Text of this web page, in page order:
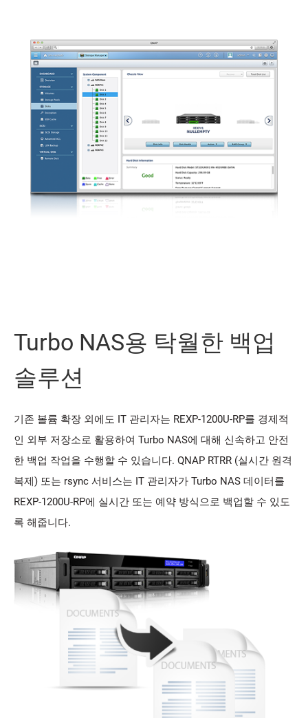
Turbo NAS용 탁월한 백업
솔루션
기존 볼륨 확장 외에도 IT 관리자는 REXP-1200U-RP를 경제적
인 외부 저장소로 활용하여 Turbo NAS에 대해 신속하고 안전
한 백업 작업을 수행할 수 있습니다. QNAP RTRR (실시간 원격
복제) 또는 rsync 서비스는 IT 관리자가 Turbo NAS 데이터를
REXP-1200U-RP에 실시간 또는 예약 방식으로 백업할 수 있도
록 해줍니다.